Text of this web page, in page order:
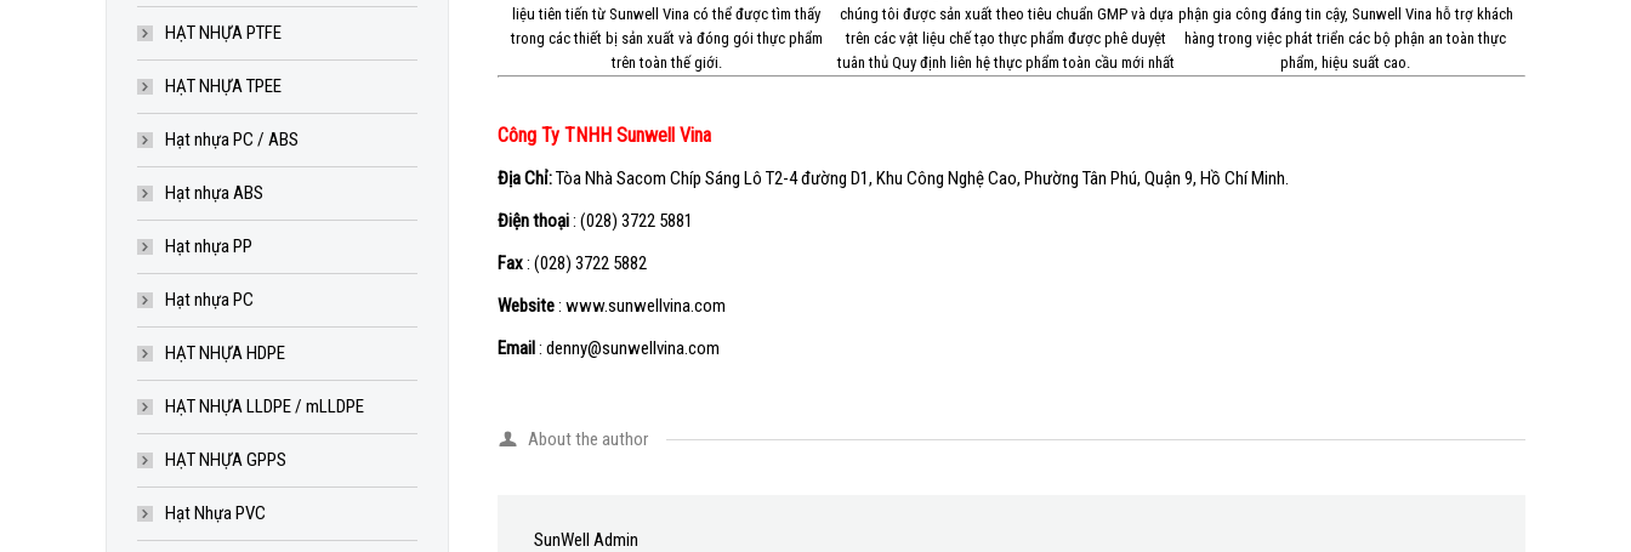
liệu tiên tiến từ Sunwell Vina có thể được tìm thấy
trong các thiết bị sản xuất và đóng gói thực phẩm
trên toàn thế giới.
chúng tôi được sản xuất theo tiêu chuẩn GMP và dựa
trên các vật liệu chế tạo thực phẩm được phê duyệt
tuân thủ Quy định liên hệ thực phẩm toàn cầu mới nhất
phận gia công đáng tin cậy, Sunwell Vina hỗ trợ khách
hàng trong việc phát triển các bộ phận an toàn thực
phẩm, hiệu suất cao.
Công Ty TNHH Sunwell Vina
Địa Chỉ:Tòa Nhà Sacom Chíp Sáng Lô T2-4 đường D1, Khu Công Nghệ Cao, Phường Tân Phú, Quận 9, Hồ Chí Minh.
Điện thoại: (028) 3722 5881
Fax: (028) 3722 5882
Website: www.sunwellvina.com
Email: denny@sunwellvina.com
About the author
SunWell Admin
HẠT NHỰA PTFE
HẠT NHỰA TPEE
Hạt nhựa PC / ABS
Hạt nhựa ABS
Hạt nhựa PP
Hạt nhựa PC
HẠT NHỰA HDPE
HẠT NHỰA LLDPE / mLLDPE
HẠT NHỰA GPPS
Hạt Nhựa PVC